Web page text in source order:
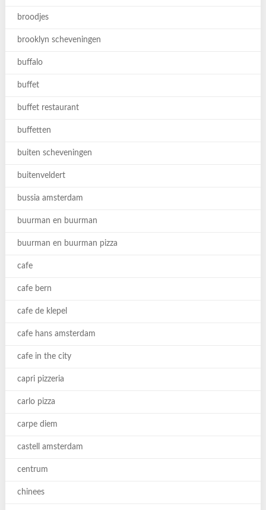
broodjes
brooklyn scheveningen
buffalo
buffet
buffet restaurant
buffetten
buiten scheveningen
buitenveldert
bussia amsterdam
buurman en buurman
buurman en buurman pizza
cafe
cafe bern
cafe de klepel
cafe hans amsterdam
cafe in the city
capri pizzeria
carlo pizza
carpe diem
castell amsterdam
centrum
chinees